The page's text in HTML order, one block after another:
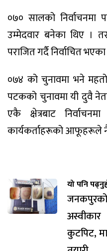
०७० सालको निर्वाचनमा
उम्मेदवार बनेका थिए ।
पराजित गर्दै निर्वाचित
०७४ को चुनावमा भने
पटकको चुनावमा यी दुवै
एकै क्षेत्रबाट
कार्यकर्ताहरूको आफूहरूले नै
यो पनि
अस्वीकार
कुटपिट,